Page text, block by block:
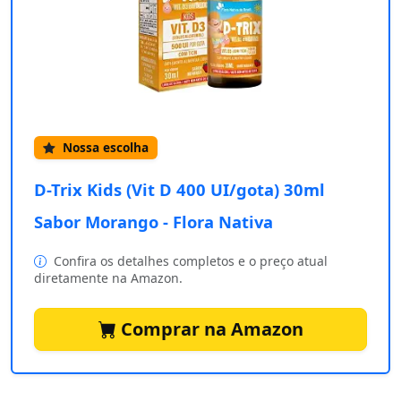
Nossa escolha
D-Trix Kids (Vit D 400 UI/gota) 30ml
Sabor Morango - Flora Nativa
Confira os detalhes completos e o preço atual
diretamente na Amazon.
Comprar na Amazon